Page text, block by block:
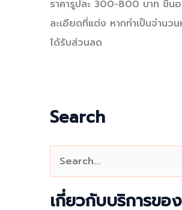
ราคารูปละ 300-800 บาท ขึ้น
ละเอียดที่แต่ง หากทำเป็นจำนว
ได้รับส่วนลด
Search
e
aเกี่ยวกับบริการของ